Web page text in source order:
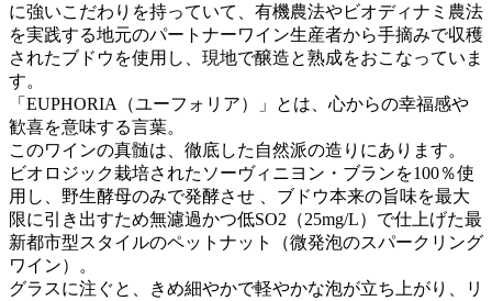
に強いこだわりを持っていて、有機農法やビオディナミ農法
を実践する地元のパートナーワイン生産者から手摘みで収穫
されたブドウを使用し、現地で醸造と熟成をおこなっていま
す。
「EUPHORIA（ユーフォリア）」とは、心からの幸福感や
歓喜を意味する言葉。
このワインの真髄は、徹底した自然派の造りにあります。
ビオロジック栽培されたソーヴィニヨン・ブランを100％使
用し、野生酵母のみで発酵させ 、ブドウ本来の旨味を最大
限に引き出すため無濾過かつ低SO2（25mg/L）で仕上げた最
新都市型スタイルのペットナット（微発泡のスパークリング
ワイン）。
グラスに注ぐと、きめ細やかで軽やかな泡が立ち上がり、リ